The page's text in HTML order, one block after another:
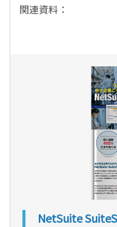
関連資料：
NetSuite